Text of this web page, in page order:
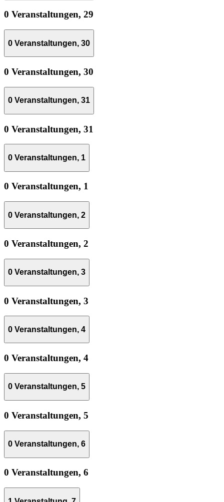
0 Veranstaltungen, 29
0 Veranstaltungen, 30
0 Veranstaltungen, 30
0 Veranstaltungen, 31
0 Veranstaltungen, 31
0 Veranstaltungen, 1
0 Veranstaltungen, 1
0 Veranstaltungen, 2
0 Veranstaltungen, 2
0 Veranstaltungen, 3
0 Veranstaltungen, 3
0 Veranstaltungen, 4
0 Veranstaltungen, 4
0 Veranstaltungen, 5
0 Veranstaltungen, 5
0 Veranstaltungen, 6
0 Veranstaltungen, 6